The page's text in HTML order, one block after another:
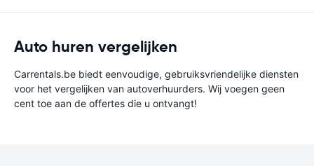
Auto huren vergelijken
Carrentals.be biedt eenvoudige, gebruiksvriendelijke diensten
voor het vergelijken van autoverhuurders. Wij voegen geen
cent toe aan de offertes die u ontvangt!